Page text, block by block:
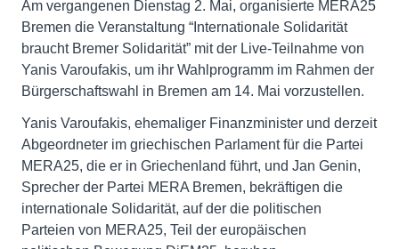
Am vergangenen Dienstag 2. Mai, organisierte MERA25
Bremen die Veranstaltung “Internationale Solidarität
braucht Bremer Solidarität” mit der Live-Teilnahme von
Yanis Varoufakis, um ihr Wahlprogramm im Rahmen der
Bürgerschaftswahl in Bremen am 14. Mai vorzustellen.
Yanis Varoufakis, ehemaliger Finanzminister und derzeit
Abgeordneter im griechischen Parlament für die Partei
MERA25, die er in Griechenland führt, und Jan Genin,
Sprecher der Partei MERA Bremen, bekräftigen die
internationale Solidarität, auf der die politischen
Parteien von MERA25, Teil der europäischen